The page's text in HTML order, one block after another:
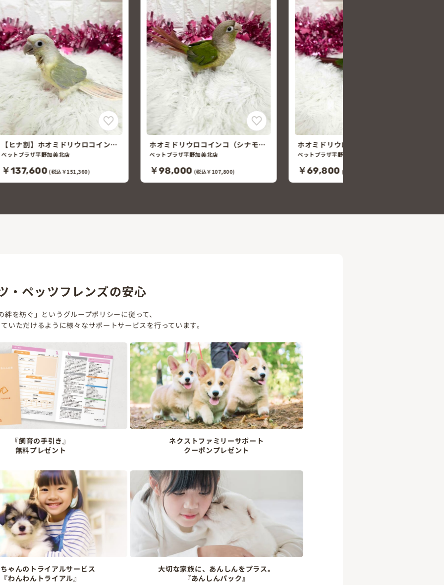
ホオミドリウロコインコ（シナモ
ン）
ペットプラザ平野加美北店
￥98,000 (税込￥107,800)
ホオミドリウロコインコ（ノーマ
ル）
ペットプラザ平野加美北店
￥69,800 (税込￥76,780)
ボタンインコ ヤマブキ
ペットプラザ南津守店
2026/06/25頃 生まれ
￥15,800
・ペッツフレンズの安心
を紡ぐ」というグループポリシーに従って、
いただけるように様々なサポートサービスを行っています。
『飼育の手引き』
無料プレゼント
ネクストファミリーサポート
クーポンプレゼント
ゃんのトライアルサービス
『わんわんトライアル』
大切な家族に、あんしんをプラス。
『あんしんパック』